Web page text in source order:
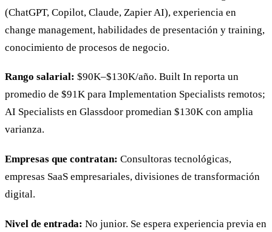
(ChatGPT, Copilot, Claude, Zapier AI), experiencia en
change management, habilidades de presentación y training,
conocimiento de procesos de negocio.
Rango salarial: $90K–$130K/año. Built In reporta un
promedio de $91K para Implementation Specialists remotos;
AI Specialists en Glassdoor promedian $130K con amplia
varianza.
Empresas que contratan: Consultoras tecnológicas,
empresas SaaS empresariales, divisiones de transformación
digital.
Nivel de entrada: No junior. Se espera experiencia previa en